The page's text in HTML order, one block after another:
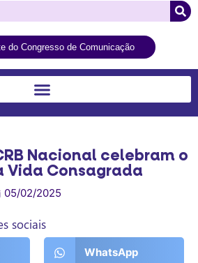
do Congresso de Comunicação
Nacional celebram o
Vida Consagrada
05/02/2025
sociais
WhatsApp